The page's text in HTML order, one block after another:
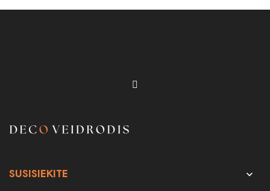
SUSISIEKITE 